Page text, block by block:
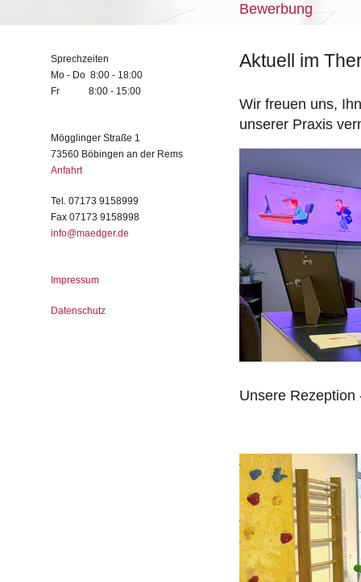
Bewerbung
Sprechzeiten
Mo - Do 8:00 - 18:00
Fr 8:00 - 15:00
Mögglinger Straße 1
73560 Böbingen an der Rems
Anfahrt
Tel. 07173 9158999
Fax 07173 9158998
info@maedger.de
Impressum
Datenschutz
Aktuell im
Wir freuen uns,
unserer Praxis
Unsere